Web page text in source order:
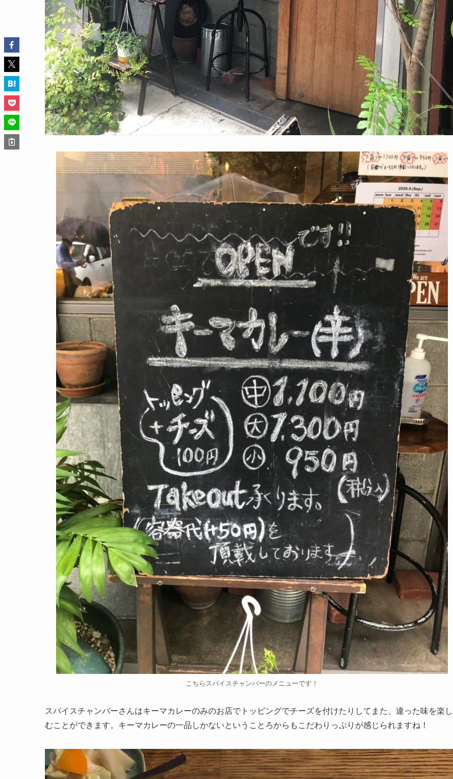
こちらスパイスチャンバーのメニューです！
スパイスチャンバーさんはキーマカレーのみのお店でトッピングでチーズを付けたりしてまた、違った味を楽し
むことができます。キーマカレーの一品しかないということろからもこだわりっぷりが感じられますね！